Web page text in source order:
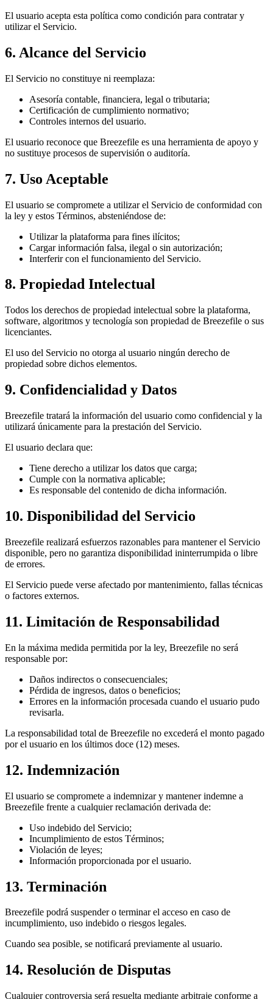
El usuario acepta esta política como condición para contratar y
utilizar el Servicio.
6. Alcance del Servicio
El Servicio no constituye ni reemplaza:
Asesoría contable, financiera, legal o tributaria;
Certificación de cumplimiento normativo;
Controles internos del usuario.
El usuario reconoce que Breezefile es una herramienta de apoyo y
no sustituye procesos de supervisión o auditoría.
7. Uso Aceptable
El usuario se compromete a utilizar el Servicio de conformidad con
la ley y estos Términos, absteniéndose de:
Utilizar la plataforma para fines ilícitos;
Cargar información falsa, ilegal o sin autorización;
Interferir con el funcionamiento del Servicio.
8. Propiedad Intelectual
Todos los derechos de propiedad intelectual sobre la plataforma,
software, algoritmos y tecnología son propiedad de Breezefile o sus
licenciantes.
El uso del Servicio no otorga al usuario ningún derecho de
propiedad sobre dichos elementos.
9. Confidencialidad y Datos
Breezefile tratará la información del usuario como confidencial y la
utilizará únicamente para la prestación del Servicio.
El usuario declara que:
Tiene derecho a utilizar los datos que carga;
Cumple con la normativa aplicable;
Es responsable del contenido de dicha información.
10. Disponibilidad del Servicio
Breezefile realizará esfuerzos razonables para mantener el Servicio
disponible, pero no garantiza disponibilidad ininterrumpida o libre
de errores.
El Servicio puede verse afectado por mantenimiento, fallas técnicas
o factores externos.
11. Limitación de Responsabilidad
En la máxima medida permitida por la ley, Breezefile no será
responsable por:
Daños indirectos o consecuenciales;
Pérdida de ingresos, datos o beneficios;
Errores en la información procesada cuando el usuario pudo
revisarla.
La responsabilidad total de Breezefile no excederá el monto pagado
por el usuario en los últimos doce (12) meses.
12. Indemnización
El usuario se compromete a indemnizar y mantener indemne a
Breezefile frente a cualquier reclamación derivada de:
Uso indebido del Servicio;
Incumplimiento de estos Términos;
Violación de leyes;
Información proporcionada por el usuario.
13. Terminación
Breezefile podrá suspender o terminar el acceso en caso de
incumplimiento, uso indebido o riesgos legales.
Cuando sea posible, se notificará previamente al usuario.
14. Resolución de Disputas
Cualquier controversia será resuelta mediante arbitraje conforme a